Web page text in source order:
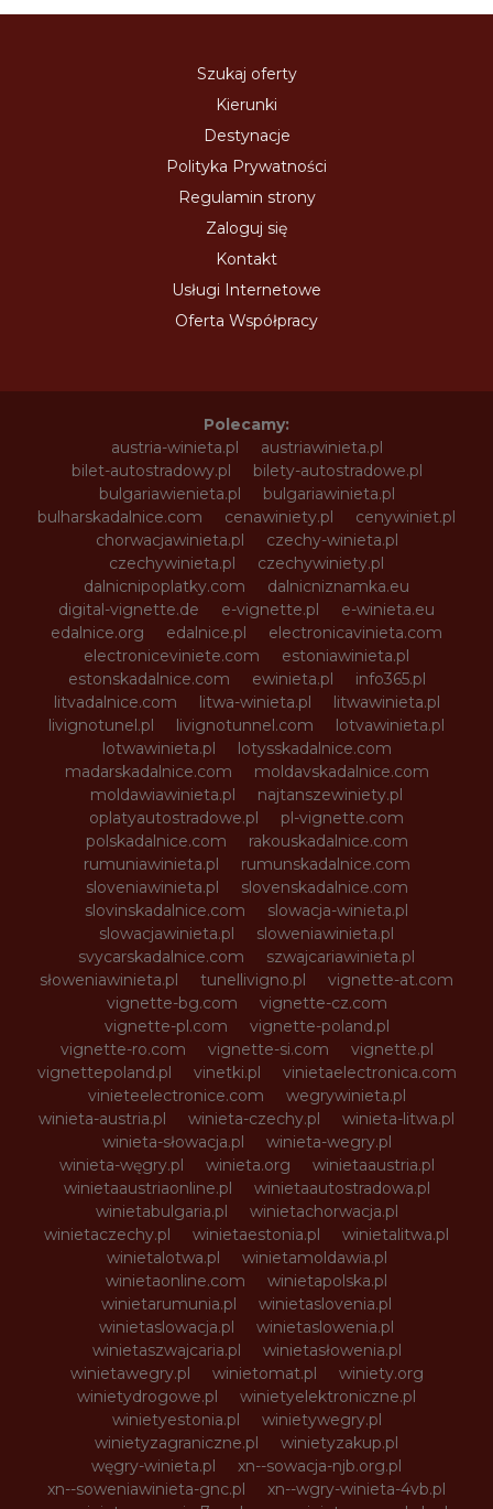
Szukaj oferty
Kierunki
Destynacje
Polityka Prywatności
Regulamin strony
Zaloguj się
Kontakt
Usługi Internetowe
Oferta Współpracy
Polecamy:
austria-winieta.pl
austriawinieta.pl
bilet-autostradowy.pl
bilety-autostradowe.pl
bulgariawienieta.pl
bulgariawinieta.pl
bulharskadalnice.com
cenawiniety.pl
cenywiniet.pl
chorwacjawinieta.pl
czechy-winieta.pl
czechywinieta.pl
czechywiniety.pl
dalnicnipoplatky.com
dalnicniznamka.eu
digital-vignette.de
e-vignette.pl
e-winieta.eu
edalnice.org
edalnice.pl
electronicavinieta.com
electroniceviniete.com
estoniawinieta.pl
estonskadalnice.com
ewinieta.pl
info365.pl
litvadalnice.com
litwa-winieta.pl
litwawinieta.pl
livignotunel.pl
livignotunnel.com
lotvawinieta.pl
lotwawinieta.pl
lotysskadalnice.com
madarskadalnice.com
moldavskadalnice.com
moldawiawinieta.pl
najtanszewiniety.pl
oplatyautostradowe.pl
pl-vignette.com
polskadalnice.com
rakouskadalnice.com
rumuniawinieta.pl
rumunskadalnice.com
sloveniawinieta.pl
slovenskadalnice.com
slovinskadalnice.com
slowacja-winieta.pl
slowacjawinieta.pl
sloweniawinieta.pl
svycarskadalnice.com
szwajcariawinieta.pl
słoweniawinieta.pl
tunellivigno.pl
vignette-at.com
vignette-bg.com
vignette-cz.com
vignette-pl.com
vignette-poland.pl
vignette-ro.com
vignette-si.com
vignette.pl
vignettepoland.pl
vinetki.pl
vinietaelectronica.com
vinieteelectronice.com
wegrywinieta.pl
winieta-austria.pl
winieta-czechy.pl
winieta-litwa.pl
winieta-słowacja.pl
winieta-wegry.pl
winieta-węgry.pl
winieta.org
winietaaustria.pl
winietaaustriaonline.pl
winietaautostradowa.pl
winietabulgaria.pl
winietachorwacja.pl
winietaczechy.pl
winietaestonia.pl
winietalitwa.pl
winietalotwa.pl
winietamoldawia.pl
winietaonline.com
winietapolska.pl
winietarumunia.pl
winietaslovenia.pl
winietaslowacja.pl
winietaslowenia.pl
winietaszwajcaria.pl
winietasłowenia.pl
winietawegry.pl
winietomat.pl
winiety.org
winietydrogowe.pl
winietyelektroniczne.pl
winietyestonia.pl
winietywegry.pl
winietyzagraniczne.pl
winietyzakup.pl
węgry-winieta.pl
xn--sowacja-njb.org.pl
xn--soweniawinieta-gnc.pl
xn--wgry-winieta-4vb.pl